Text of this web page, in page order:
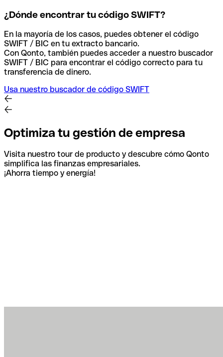
¿Dónde encontrar tu código SWIFT?
En la mayoría de los casos, puedes obtener el código
SWIFT / BIC en tu extracto bancario.
Con Qonto, también puedes acceder a nuestro buscador
SWIFT / BIC para encontrar el código correcto para tu
transferencia de dinero.
Usa nuestro buscador de código SWIFT
Optimiza tu gestión de empresa
Visita nuestro tour de producto y descubre cómo Qonto
simplifica las finanzas empresariales.
¡Ahorra tiempo y energía!